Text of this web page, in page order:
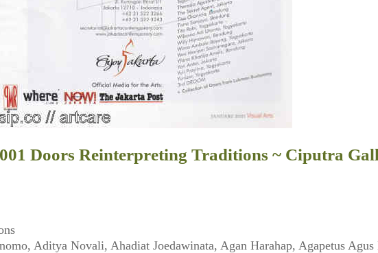
Doors Reinterpreting Traditions ~ Ciputra
Aditya Novali, Ahadiat Joedawinata, Agan Harahap, Agapetus